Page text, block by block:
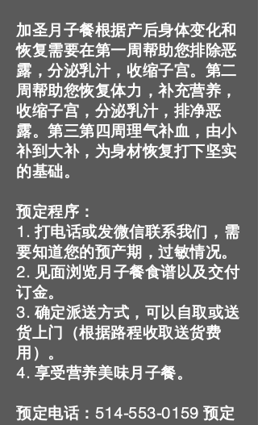
加圣月子餐根据产后身体变化和
恢复需要在第一周帮助您排除恶
露，分泌乳汁，收缩子宫。第二
周帮助您恢复体力，补充营养，
收缩子宫，分泌乳汁，排净恶
露。第三第四周理气补血，由小
补到大补，为身材恢复打下坚实
的基础。
预定程序：
1. 打电话或发微信联系我们，需
要知道您的预产期，过敏情况。
2. 见面浏览月子餐食谱以及交付
订金。
3. 确定派送方式，可以自取或送
货上门（根据路程收取送货费
用）。
4. 享受营养美味月子餐。
​预定电话：514-553-0159 预定